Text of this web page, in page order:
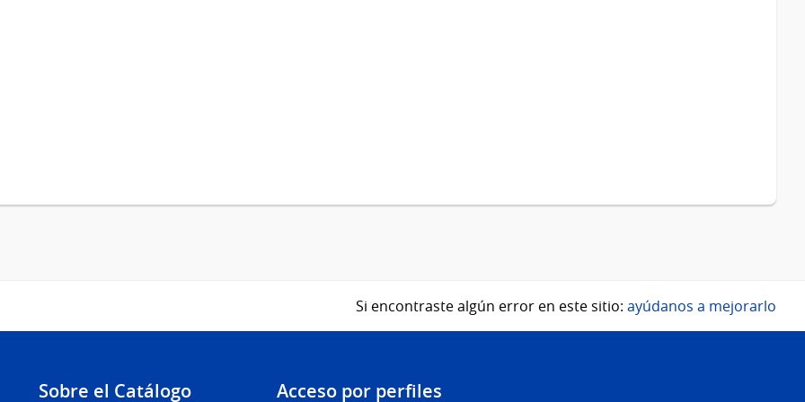
Si encontraste algún error en este sitio: ayúdanos a mejorarlo
Sobre el Catálogo Acceso por perfiles